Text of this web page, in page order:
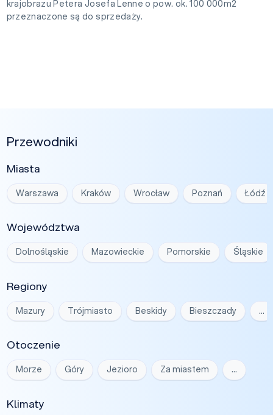
krajobrazu Petera Josefa Lenne o pow. ok. 100 000m2
przeznaczone są do sprzedaży.
Przewodniki
Miasta
Warszawa Kraków Wrocław Poznań Łódź
Województwa
Dolnośląskie Mazowieckie Pomorskie Śląskie
Regiony
Mazury Trójmiasto Beskidy Bieszczady …
Otoczenie
Morze Góry Jezioro Za miastem …
Klimaty